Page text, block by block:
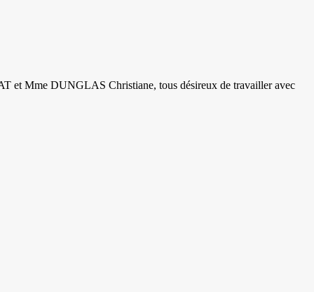
et Mme DUNGLAS Christiane, tous désireux de travailler avec